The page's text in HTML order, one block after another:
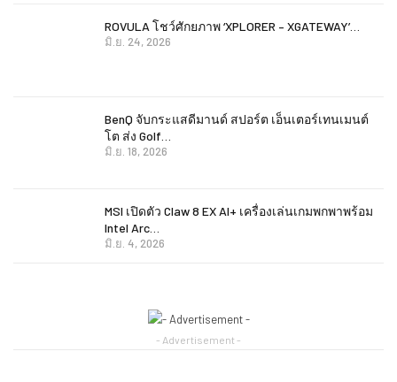
ROVULA โชว์ศักยภาพ ‘XPLORER – XGATEWAY’…
มิ.ย. 24, 2026
BenQ จับกระแสดีมานด์ สปอร์ต เอ็นเตอร์เทนเมนต์
โต ส่ง Golf…
มิ.ย. 18, 2026
MSI เปิดตัว Claw 8 EX AI+ เครื่องเล่นเกมพกพาพร้อม
Intel Arc…
มิ.ย. 4, 2026
- Advertisement -